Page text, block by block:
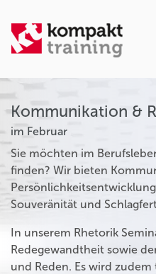
Kommunikation &
im Februar
Sie möchten im
finden? Wir bieten
Souveränität und
In unserem Rhetorik
Redegewandtheit sowie
und Reden. Es wird zudem